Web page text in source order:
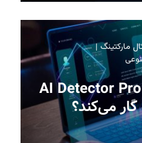
مارکتینگ
هوش مصنوعی AI Detector Pro
می‌کند؟